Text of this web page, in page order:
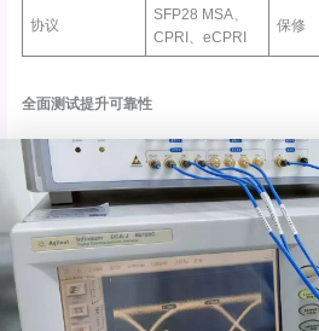
协议
SFP28 MSA、
CPRI、eCPRI
保修
全面测试提升可靠性